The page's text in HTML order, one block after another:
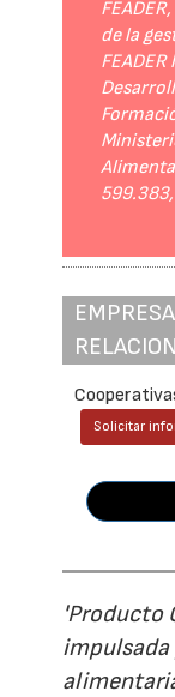
de la
Solicitar
'Producto